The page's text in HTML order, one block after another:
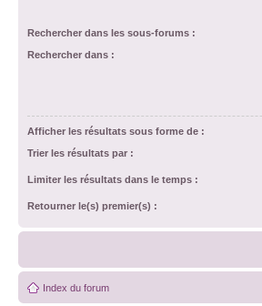
Rechercher dans les sous-forums :
Rechercher dans :
Afficher les résultats sous forme de :
Trier les résultats par :
Limiter les résultats dans le temps :
Retourner le(s) premier(s) :
Index du forum